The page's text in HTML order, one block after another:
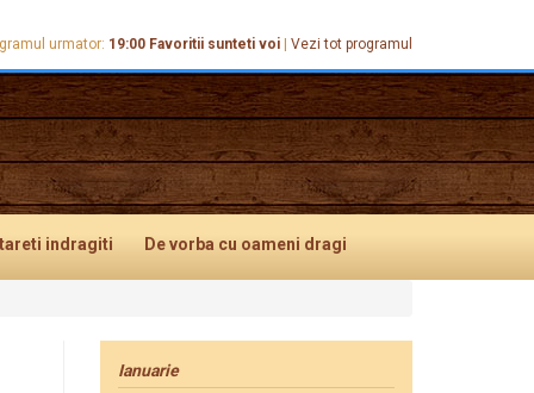
urmator: 19:00 Favoritii sunteti voi Vezi tot programul
indragiti De vorba cu oameni dragi
Ianuarie